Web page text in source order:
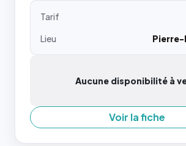
Tarif
Lieu
Aucune disponibilité à
Voir la fiche